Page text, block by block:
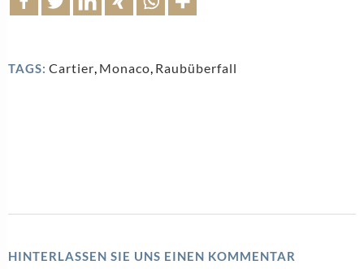
TAGS: Cartier, Monaco, Raubüberfall
HINTERLASSEN SIE UNS EINEN KOMMENTAR